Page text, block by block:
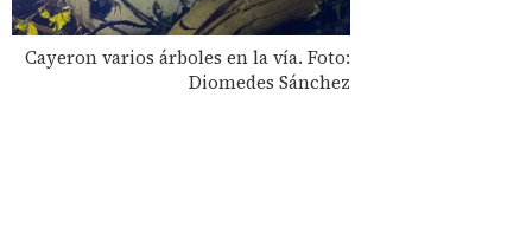
Cayeron varios árboles en la vía. Foto:
Diomedes Sánchez